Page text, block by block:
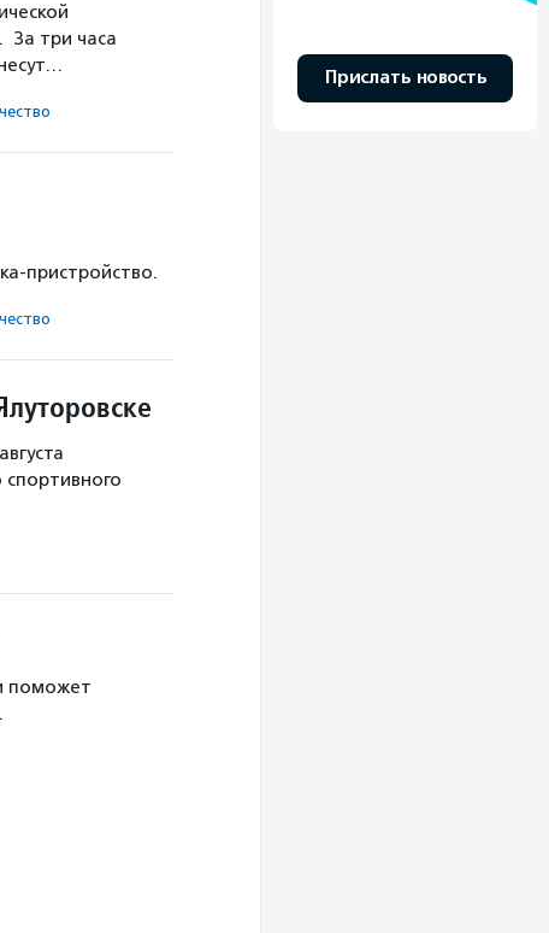
За три часа
пристройство.
спортивного
поможет
Прислать новость